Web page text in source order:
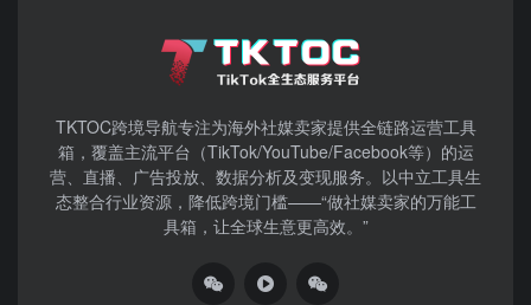
TKTOC跨境导航​专注为海外社媒卖家提供全链路运营工具
箱，覆盖主流平台（TikTok/YouTube/Facebook等）​的运
营、直播、广告投放、数据分析及变现服务。以中立工具生
态整合行业资源，降低跨境门槛——“做社媒卖家的万能工
具箱，让全球生意更高效。”